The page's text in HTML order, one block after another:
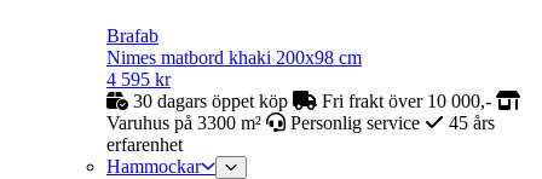
Brafab
Nimes matbord khaki 200x98 cm
4 595 kr
30 dagars öppet köp
Fri frakt över 10 000,-
Varuhus på 3300 m²
Personlig service
45 års
erfarenhet
Hammockar